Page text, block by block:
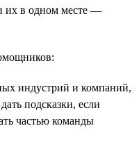
их в одном месте —
индустрий и компаний,
подсказки, если
частью команды